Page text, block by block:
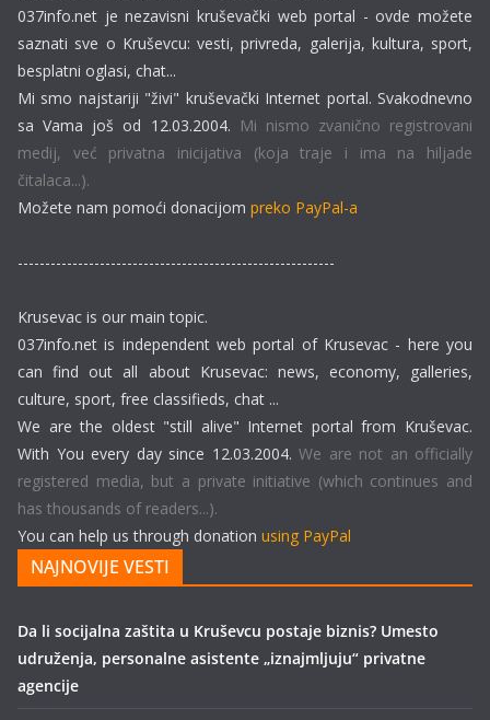
037info.net je nezavisni kruševački web portal - ovde možete
saznati sve o Kruševcu: vesti, privreda, galerija, kultura, sport,
besplatni oglasi, chat...
Mi smo najstariji "živi" kruševački Internet portal. Svakodnevno
sa Vama još od 12.03.2004. Mi nismo zvanično registrovani
medij, već privatna inicijativa (koja traje i ima na hiljade
čitalaca...).
Možete nam pomoći donacijom preko PayPal-a
----------------------------------------------------------
Krusevac is our main topic.
037info.net is independent web portal of Krusevac - here you
can find out all about Krusevac: news, economy, galleries,
culture, sport, free classifieds, chat ...
We are the oldest "still alive" Internet portal from Kruševac.
With You every day since 12.03.2004. We are not an officially
registered media, but a private initiative (which continues and
has thousands of readers...).
You can help us through donation using PayPal
NAJNOVIJE VESTI
Da li socijalna zaštita u Kruševcu postaje biznis? Umesto
udruženja, personalne asistente „iznajmljuju“ privatne
agencije